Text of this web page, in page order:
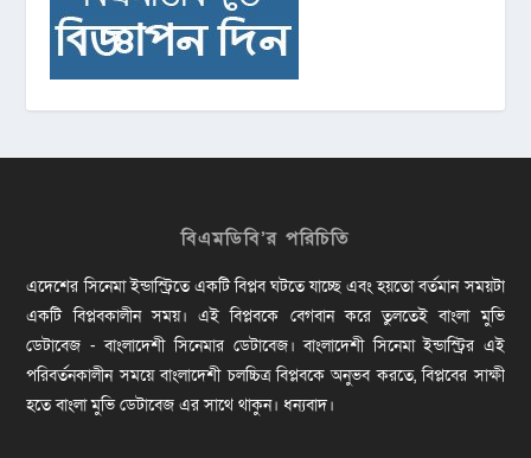
বিএমডিবি’র পরিচিতি
এদেশের সিনেমা ইন্ডাস্ট্রিতে একটি বিপ্লব ঘটতে যাচ্ছে এবং হয়তো বর্তমান সময়টা
একটি বিপ্লবকালীন সময়। এই বিপ্লবকে বেগবান করে তুলতেই বাংলা মুভি
ডেটাবেজ - বাংলাদেশী সিনেমার ডেটাবেজ। বাংলাদেশী সিনেমা ইন্ডাস্ট্রির এই
পরিবর্তনকালীন সময়ে বাংলাদেশী চলচ্চিত্র বিপ্লবকে অনুভব করতে, বিপ্লবের সাক্ষী
হতে বাংলা মুভি ডেটাবেজ এর সাথে থাকুন। ধন্যবাদ।